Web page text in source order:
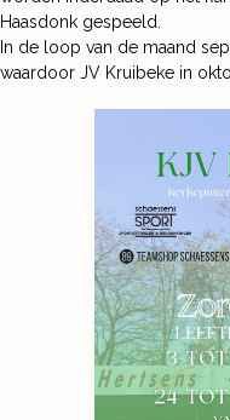
Haasdonk gespeeld.
In de loop van de maand
waardoor JV Kruibeke in